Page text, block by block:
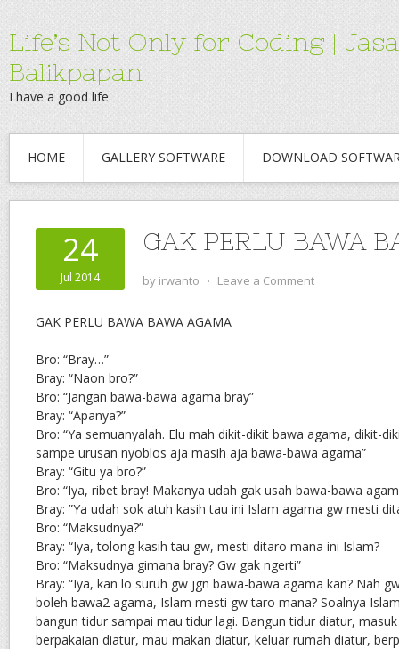
Life’s Not Only for Coding |
Balikpapan
I have a good life
HOME GALLERY SOFTWARE DOWNLOAD
24
Jul 2014
GAK PERLU BAWA
by irwanto ⋅ Leave a Comment
GAK PERLU BAWA BAWA AGAMA
Bro: “Bray…”
Bray: “Naon bro?”
Bro: “Jangan bawa-bawa agama bray”
Bray: “Apanya?”
Bro: “Ya semuanyalah. Elu mah dikit-dikit bawa agama, dikit-
sampe urusan nyoblos aja masih aja bawa-bawa agama”
Bray: “Gitu ya bro?”
Bro: “Iya, ribet bray! Makanya udah gak usah bawa-bawa
Bray: ”Ya udah sok atuh kasih tau ini Islam agama gw mesti
Bro: “Maksudnya?”
Bray: “Iya, tolong kasih tau gw, mesti ditaro mana ini Islam?
Bro: “Maksudnya gimana bray? Gw gak ngerti”
Bray: “Iya, kan lo suruh gw jgn bawa-bawa agama kan? Nah
boleh bawa2 agama, Islam mesti gw taro mana? Soalnya
bangun tidur sampai mau tidur lagi. Bangun tidur diatur,
berpakaian diatur, mau makan diatur, keluar rumah diatur,